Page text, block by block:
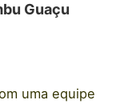
Guaçu
uma equipe